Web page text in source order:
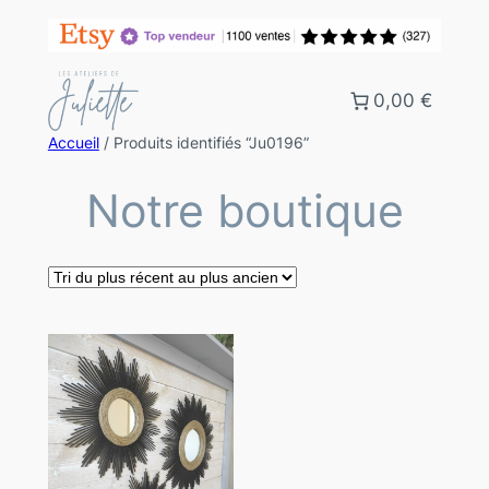
0,00 €
Accueil/ Produits identifiés “Ju0196”
Notre boutique